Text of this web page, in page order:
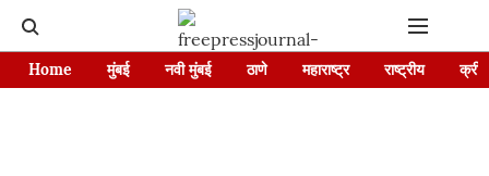
Home मुंबई नवी मुंबई ठाणे महाराष्ट्र राष्ट्रीय